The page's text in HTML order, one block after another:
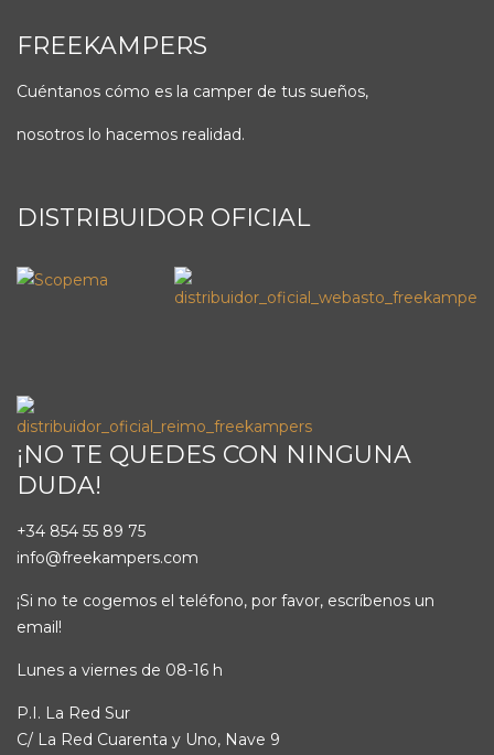
FREEKAMPERS
Cuéntanos cómo es la camper de tus sueños,
nosotros lo hacemos realidad.
DISTRIBUIDOR OFICIAL
¡NO TE QUEDES CON NINGUNA
DUDA!
+34 854 55 89 75
info@freekampers.com
¡Si no te cogemos el teléfono, por favor, escríbenos un
email!
Lunes a viernes de 08-16 h
P.I. La Red Sur
C/ La Red Cuarenta y Uno, Nave 9